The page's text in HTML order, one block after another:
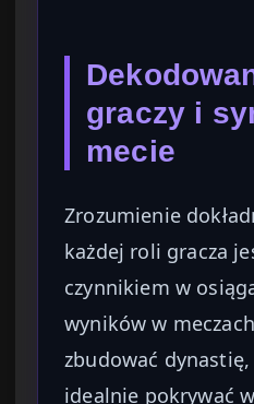
graczy i
mecie
Zrozumienie
każdej roli gracza
czynnikiem w
wyników w
zbudować
idealnie pokrywać